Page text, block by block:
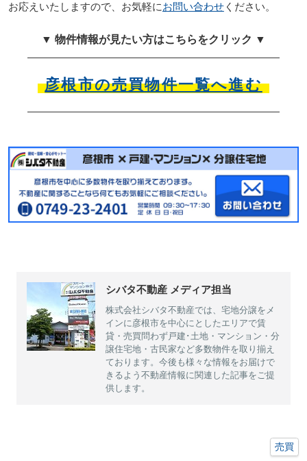
お応えいたしますので、お気軽にお問い合わせください。
▼ 物件情報が見たい方はこちらをクリック ▼
彦根市の売買物件一覧へ進む
シバタ不動産 メディア担当
株式会社シバタ不動産では、宅地分譲をメ
インに彦根市を中心にとしたエリアで賃
貸・売買問わず戸建･土地・マンション・分
譲住宅地・古民家など多数物件を取り揃え
ております。今後も様々な情報をお届けで
きるよう不動産情報に関連した記事をご提
供します。
売買